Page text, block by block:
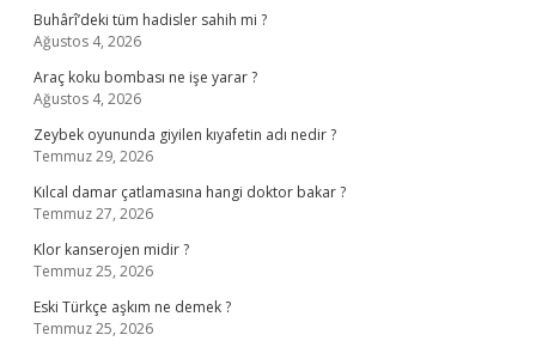
Buhârî’deki tüm hadisler sahih mi ?
Ağustos 4, 2026
Araç koku bombası ne işe yarar ?
Ağustos 4, 2026
Zeybek oyununda giyilen kıyafetin adı nedir ?
Temmuz 29, 2026
Kılcal damar çatlamasına hangi doktor bakar ?
Temmuz 27, 2026
Klor kanserojen midir ?
Temmuz 25, 2026
Eski Türkçe aşkım ne demek ?
Temmuz 25, 2026